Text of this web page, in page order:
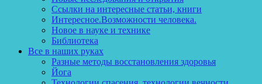
Ссылки на интересные статьи, книги
Интересное.Возможности человека.
Новое в науке и технике
Библиотека
Все в наших руках
Разные методы восстановления здоровья
Йога